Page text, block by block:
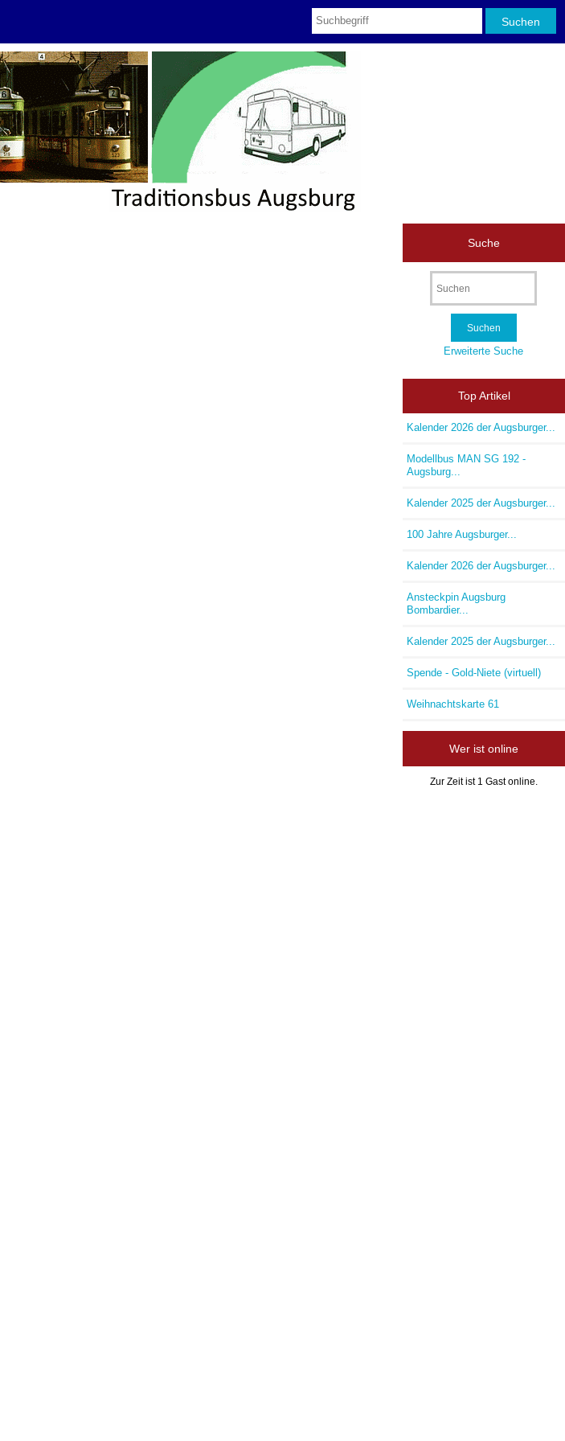
Suche
Erweiterte Suche
Top Artikel
Kalender 2026 der Augsburger...
Modellbus MAN SG 192 -
Augsburg...
Kalender 2025 der Augsburger...
100 Jahre Augsburger...
Kalender 2026 der Augsburger...
Ansteckpin Augsburg
Bombardier...
Kalender 2025 der Augsburger...
Spende - Gold-Niete (virtuell)
Weihnachtskarte 61
Wer ist online
Zur Zeit ist 1 Gast online.